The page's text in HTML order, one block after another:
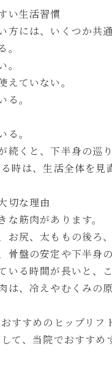
い生活習慣
方には、いくつか共
えていない。
る。
る。
続くと、下半身の巡
時は、生活全体を見
切な理由
な筋肉があります。
お尻、太ももの後ろ
骨盤の安定や下半身
いる時間が長いと、
は、冷えやむくみの
すすめのヒップリフ
て、当院でおすすめ